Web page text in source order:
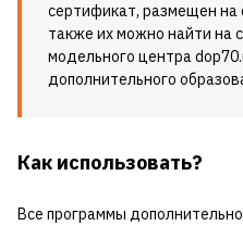
сертификат, размещен на
также их можно найти на
модельного центра
дополнительного
Как использовать?
Все программы